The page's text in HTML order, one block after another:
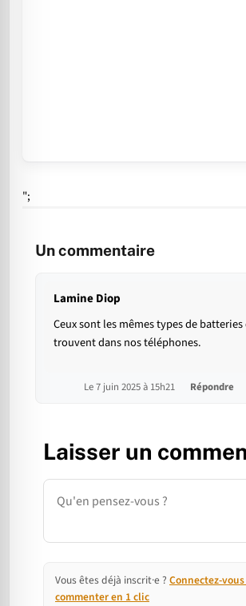
";
Un commentaire
Lamine Diop
Ceux sont les mêmes types de batteries
trouvent dans nos téléphones.
Le 7 juin 2025 à 15h21 Répondre
Laisser un
Commentaire
Vous êtes déjà inscrit·e ? Connectez-
commenter en 1 clic